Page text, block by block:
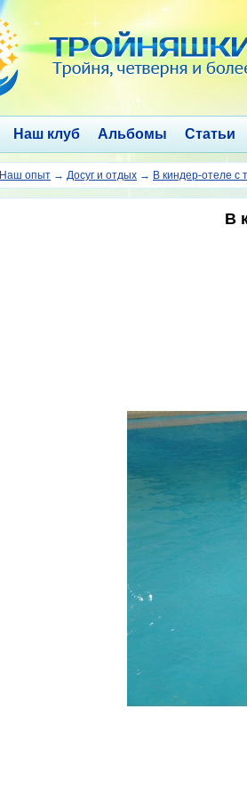
Наш клуб Альбомы Статьи
Наш опыт → Досуг и отдых → В киндер-отеле с
В